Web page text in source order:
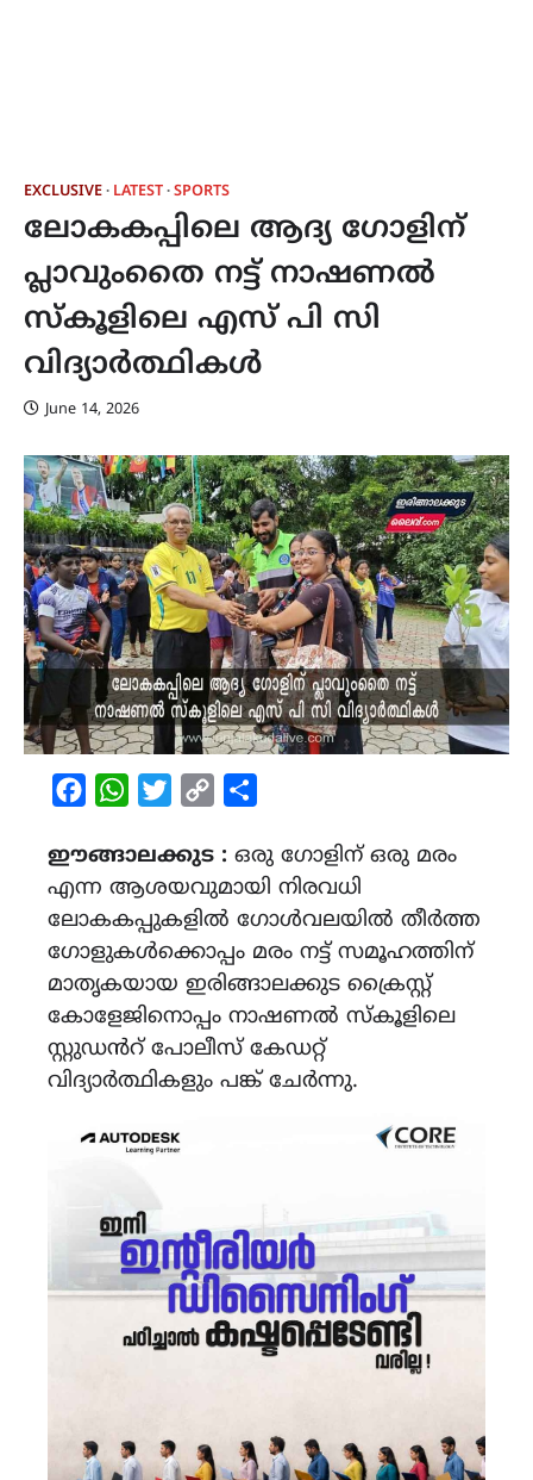
EXCLUSIVE LATEST SPORTS
ലോകകപ്പിലെ ആദ്യ ഗോളിന്
പ്ലാവുംതൈ നട്ട് നാഷണൽ
സ്കൂളിലെ എസ് പി സി
വിദ്യാർത്ഥികൾ
June 14, 2026
FacebookWhatsAppTwitterCopy
ഈങ്ങാലക്കുട : ഒരു ഗോളിന് ഒരു മരം
എന്ന ആശയവുമായി നിരവധി
ലോകകപ്പുകളിൽ ഗോൾവലയിൽ തീർത്ത
ഗോളുകൾക്കൊപ്പം മരം നട്ട് സമൂഹത്തിന്
മാതൃകയായ ഇരിങ്ങാലക്കുട ക്രൈസ്റ്റ്
കോളേജിനൊപ്പം നാഷണൽ സ്കൂളിലെ
സ്റ്റുഡൻറ് പോലീസ് കേഡറ്റ്
വിദ്യാർത്ഥികളും പങ്ക് ചേർന്നു.